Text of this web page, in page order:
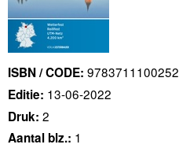
ISBN / CODE: 9783711100252
Editie: 13-06-2022
Druk: 2
Aantal blz.: 1